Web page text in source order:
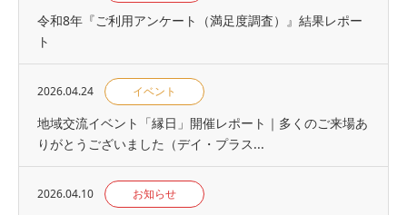
令和8年『ご利用アンケート（満足度調査）』結果レポー
ト
2026.04.24 イベント
地域交流イベント「縁日」開催レポート｜多くのご来場あ
りがとうございました（デイ・プラス...
2026.04.10 お知らせ